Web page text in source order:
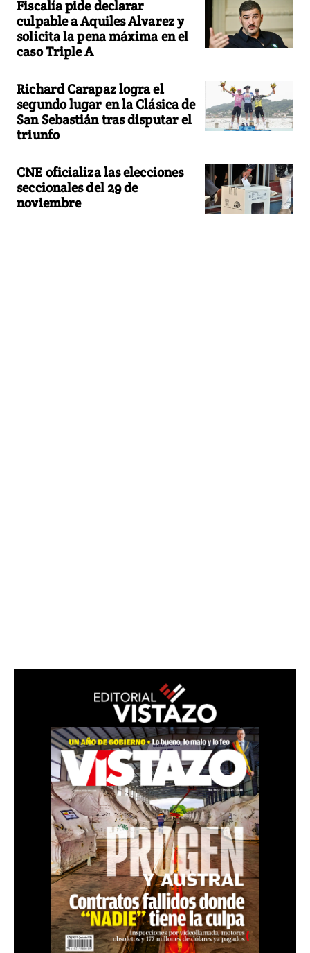
Fiscalía pide declarar
culpable a Aquiles Alvarez y
solicita la pena máxima en el
caso Triple A
Richard Carapaz logra el
segundo lugar en la Clásica de
San Sebastián tras disputar el
triunfo
CNE oficializa las elecciones
seccionales del 29 de
noviembre